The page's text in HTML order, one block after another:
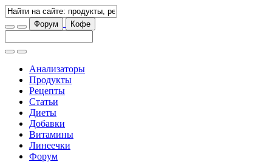
Форум Кофе
Анализаторы
Продукты
Рецепты
Статьи
Диеты
Добавки
Витамины
Линеечки
Форум